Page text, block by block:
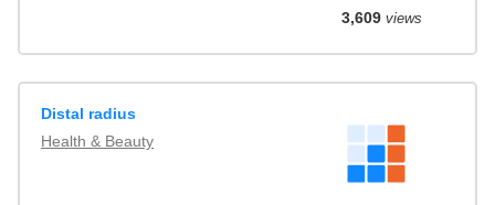
3,609views
Distal radius
Health & Beauty